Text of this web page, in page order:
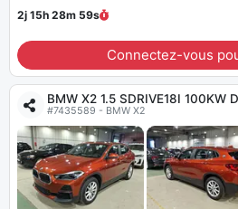
2j 15h 28m 58s
Connectez-vous
BMW X2 1.5 SDRIVE18I 100KW
#7435589 - BMW X2